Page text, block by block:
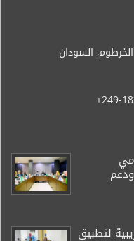
+249-
لتطبيق